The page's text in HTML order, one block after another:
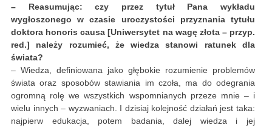
– Reasumując: czy przez tytuł Pana wykładu
wygłoszonego w czasie uroczystości przyznania tytułu
doktora honoris causa [Uniwersytet na wagę złota – przyp.
red.] należy rozumieć, że wiedza stanowi ratunek dla
świata?
– Wiedza, definiowana jako głębokie rozumienie problemów
świata oraz sposobów stawiania im czoła, ma do odegrania
ogromną rolę we wszystkich wspomnianych przeze mnie – i
wielu innych – wyzwaniach. I dzisiaj kolejność działań jest taka:
najpierw edukacja, potem badania, dalej wiedza i jej